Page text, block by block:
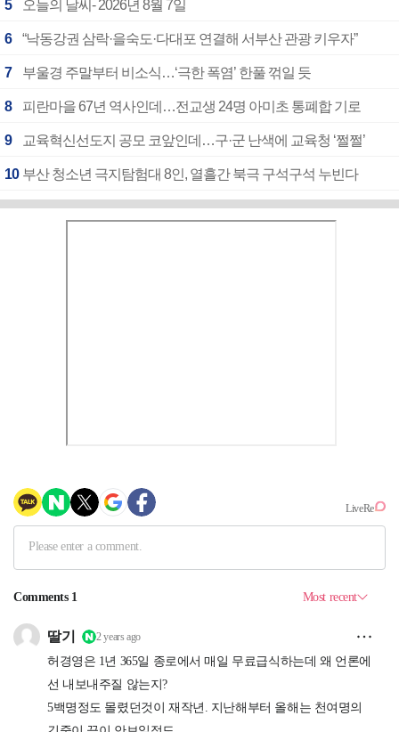
5 오늘의 날씨- 2026년 8월 7일
6 “낙동강권 삼락·을숙도·다대포 연결해 서부산 관광 키우자”
7 부울경 주말부터 비소식…‘극한 폭염’ 한풀 꺾일 듯
8 피란마을 67년 역사인데…전교생 24명 아미초 통폐합 기로
9 교육혁신선도지 공모 코앞인데…구·군 난색에 교육청 ‘쩔쩔’
10 부산 청소년 극지탐험대 8인, 열흘간 북극 구석구석 누빈다